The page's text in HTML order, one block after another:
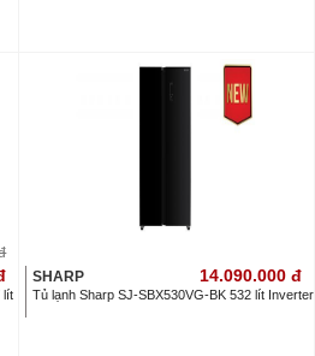
lít
SHARP 14.090.000 đ
Tủ lạnh Sharp SJ-SBX530VG-BK 532 lít Inverter